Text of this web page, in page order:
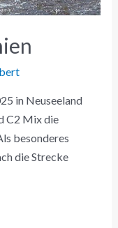
in Neuseeland
C2 Mix die
besonderes
die Strecke